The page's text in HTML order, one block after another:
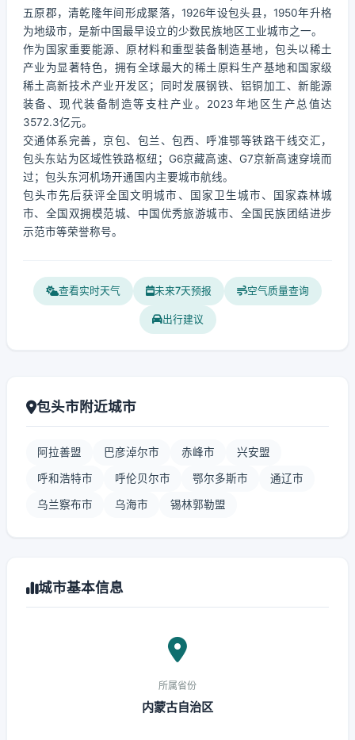
五原郡，清乾隆年间形成聚落，1926年设包头县，1950年升格
为地级市，是新中国最早设立的少数民族地区工业城市之一。
作为国家重要能源、原材料和重型装备制造基地，包头以稀土
产业为显著特色，拥有全球最大的稀土原料生产基地和国家级
稀土高新技术产业开发区；同时发展钢铁、铝铜加工、新能源
装备、现代装备制造等支柱产业。2023年地区生产总值达
3572.3亿元。
交通体系完善，京包、包兰、包西、呼准鄂等铁路干线交汇，
包头东站为区域性铁路枢纽；G6京藏高速、G7京新高速穿境而
过；包头东河机场开通国内主要城市航线。
包头市先后获评全国文明城市、国家卫生城市、国家森林城
市、全国双拥模范城、中国优秀旅游城市、全国民族团结进步
示范市等荣誉称号。
查看实时天气 未来7天预报 空气质量查询
出行建议
包头市附近城市
阿拉善盟 巴彦淖尔市 赤峰市 兴安盟
呼和浩特市 呼伦贝尔市 鄂尔多斯市 通辽市
乌兰察布市 乌海市 锡林郭勒盟
城市基本信息
所属省份
内蒙古自治区